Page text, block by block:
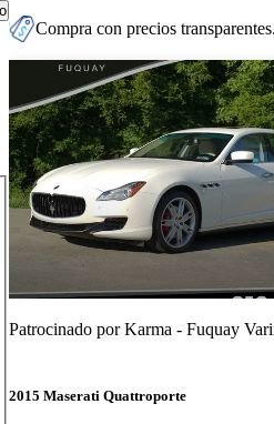
Compra con precios transparentes.
Patrocinado porKarma - Fuquay
2015 Maserati Quattroporte